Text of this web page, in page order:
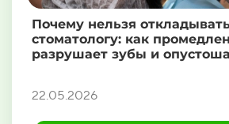
Почему нельзя
стоматологу: как
разрушает зубы и
22.05.2026